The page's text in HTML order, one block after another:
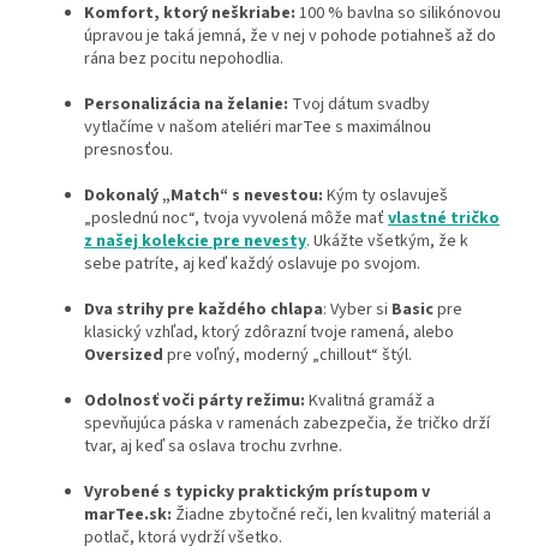
Komfort, ktorý neškriabe: 100 % bavlna so silikónovou
úpravou je taká jemná, že v nej v pohode potiahneš až do
rána bez pocitu nepohodlia.
Personalizácia na želanie: Tvoj dátum svadby
vytlačíme v našom ateliéri marTee s maximálnou
presnosťou.
Dokonalý „Match“ s nevestou: Kým ty oslavuješ
„poslednú noc“, tvoja vyvolená môže mať vlastné tričko
z našej kolekcie pre nevesty. Ukážte všetkým, že k
sebe patríte, aj keď každý oslavuje po svojom.
Dva strihy pre každého chlapa: Vyber si Basicpre
klasický vzhľad, ktorý zdôrazní tvoje ramená, alebo
Oversized pre voľný, moderný „chillout“ štýl.
Odolnosť voči párty režimu: Kvalitná gramáž a
spevňujúca páska v ramenách zabezpečia, že tričko drží
tvar, aj keď sa oslava trochu zvrhne.
Vyrobené s typicky praktickým prístupom v
marTee.sk: Žiadne zbytočné reči, len kvalitný materiál a
potlač, ktorá vydrží všetko.